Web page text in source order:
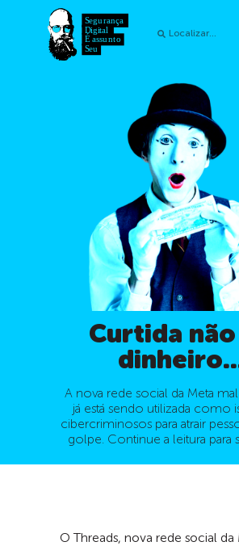
Curtida não
A nova rede social da Meta
já está sendo utilizada como
cibercriminosos para atrair
golpe. Continue a leitura para
O Threads, nova rede social da